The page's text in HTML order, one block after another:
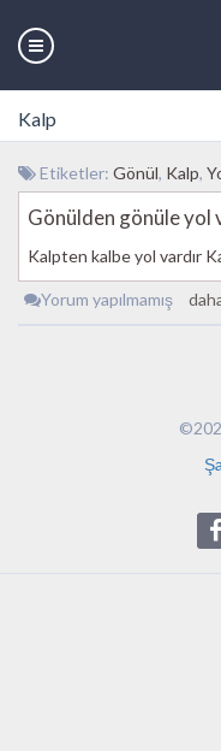
Kalp
Etiketler: Gönül, Kalp,
Gönülden gönüle yol
Kalpten kalbe yol vardır
Yorum yapılmamış